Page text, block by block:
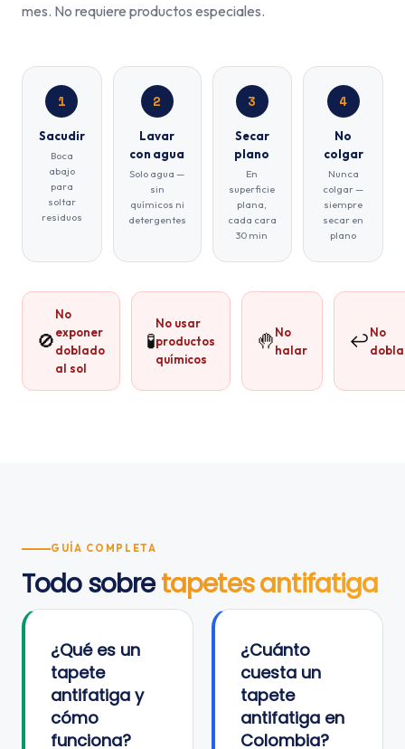
mes. No requiere productos especiales.
1
Sacudir
Boca
abajo
para
soltar
residuos
2
Lavar
con agua
Solo agua —
sin
químicos ni
detergentes
3
Secar
plano
En
superficie
plana,
cada cara
30 min
4
No
colgar
Nunca
colgar —
siempre
secar en
plano
🚫
No
exponer
doblado
al sol
🧪
No usar
productos
químicos
🤚No
halar
↩️No
GUÍA COMPLETA
Todo sobretapetes antifatiga
¿Qué es un
tapete
antifatiga y
cómo
funciona?
¿Cuánto
cuesta un
tapete
antifatiga en
Colombia?